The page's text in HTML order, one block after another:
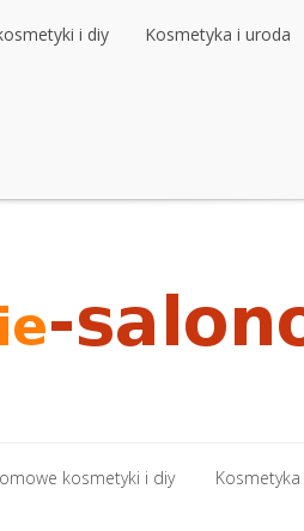
i diy Kosmetyka i uroda
kosmetyki i diy